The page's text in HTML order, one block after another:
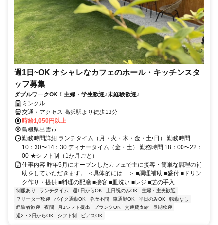
週1日~OK オシャレなカフェのホール・キッチンスタ
ッフ募集
ダブルワークOK！主婦・学生歓迎♪未経験歓迎♪
ミンクル
交通・アクセス 高浜駅より徒歩13分
時給1,050円以上
島根県出雲市
勤務時間詳細 ランチタイム（月・火・木・金・土‣日） 勤務時間
10：30〜14：30 ディナータイム（金・土） 勤務時間 18：00〜22：
00 ★シフト制（1か月ごと）
仕事内容 昨年5月にオープンしたカフェで主に接客・簡単な調理の補
助をしていただきます。 ＜具体的には…＞ ■調理補助 ■盛付 ■ドリン
ク作り・提供 ■料理の配膳 ■接客 ■皿洗い ■レジ ■芝の手入...
制服あり ランチタイム 週1日からOK 土日祝のみOK
主婦・主夫歓迎
フリーター歓迎
バイク通勤OK 学歴不問 車通勤OK 平日のみOK
転勤なし
経験者歓迎
夜間 月1シフト提出 ブランクOK 交通費支給
長期歓迎
週2・3日からOK
シフト制 ピアスOK